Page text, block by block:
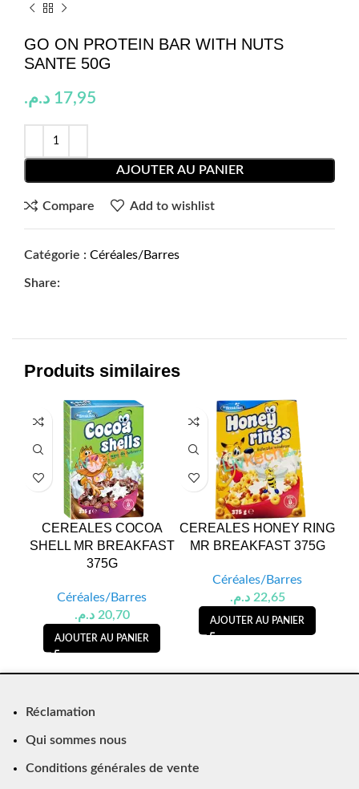
GO ON PROTEIN BAR WITH NUTS
SANTE 50G
17,95 د.م.
AJOUTER AU PANIER
Compare Add to wishlist
Catégorie : Céréales/Barres
Share:
Produits similaires
CEREALES COCOA
SHELL MR BREAKFAST
375G
Céréales/Barres
20,70 د.م.
AJOUTER AU PANIER
CEREALES HONEY RING
MR BREAKFAST 375G
Céréales/Barres
22,65 د.م.
AJOUTER AU PANIER
Réclamation
Qui sommes nous
Conditions générales de vente